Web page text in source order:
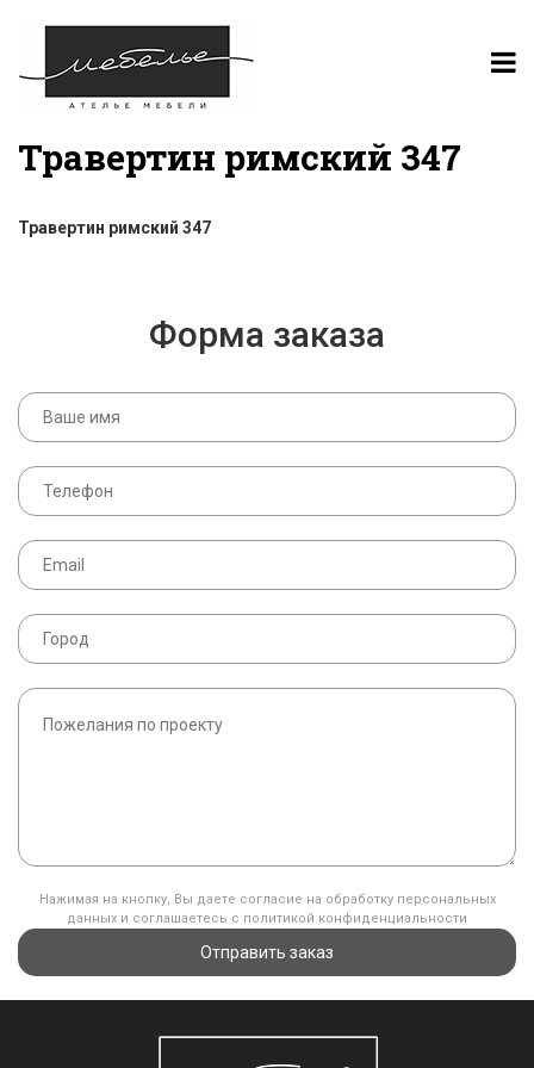
Травертин римский 347
Травертин римский 347
Форма заказа
Нажимая на кнопку, Вы даете согласие на обработку персональных
данных и соглашаетесь с политикой конфиденциальности
Отправить заказ